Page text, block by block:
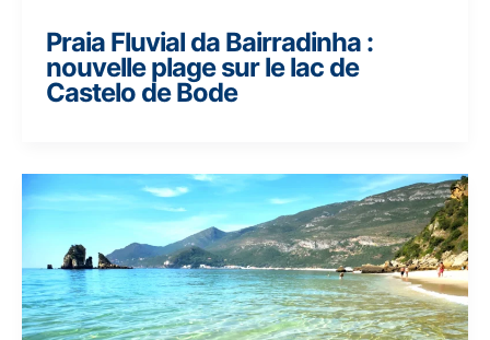
Praia Fluvial da Bairradinha :
nouvelle plage sur le lac de
Castelo de Bode